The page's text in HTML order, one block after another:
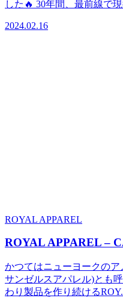
した🔥 30年間、最前線で
2024.02.16
ROYAL APPAREL
ROYAL APPAREL –
かつてはニューヨークの
サンゼルスアパレル)とも
わり製品を作り続ける